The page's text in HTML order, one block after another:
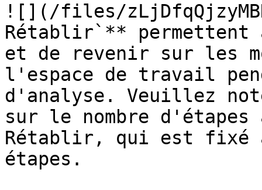
![](/files/
Rétablir`**
et de revenir sur les
l'espace de travail
d'analyse. Veuillez
sur le nombre
Rétablir, qui est fixé à
étapes.